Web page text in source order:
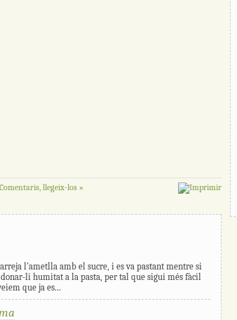
llegeix-los »
l'ametlla amb el sucre, i es va pastant mentre si
li humitat a la pasta, per tal que sigui més fàcil
que ja es...